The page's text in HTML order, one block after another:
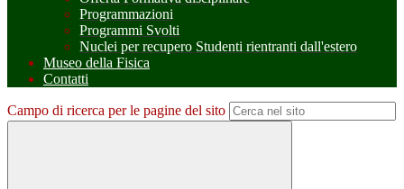
Programmazioni
Programmi Svolti
Nuclei per recupero Studenti rientranti dall'estero
Museo della Fisica
Contatti
Campo di ricerca per le pagine del sito